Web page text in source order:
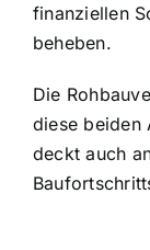
finanziellen
beheben.
Die
diese beiden
deckt auch